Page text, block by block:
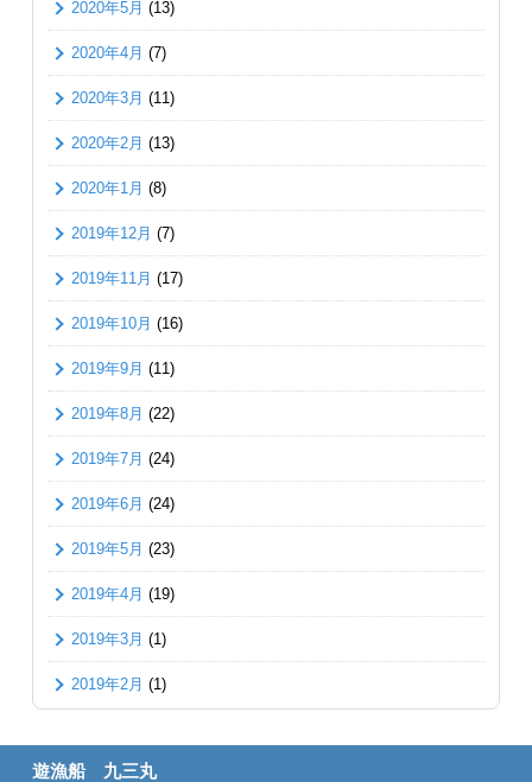
2020年5月 (13)
2020年4月 (7)
2020年3月 (11)
2020年2月 (13)
2020年1月 (8)
2019年12月 (7)
2019年11月 (17)
2019年10月 (16)
2019年9月 (11)
2019年8月 (22)
2019年7月 (24)
2019年6月 (24)
2019年5月 (23)
2019年4月 (19)
2019年3月 (1)
2019年2月 (1)
遊漁船 九三丸